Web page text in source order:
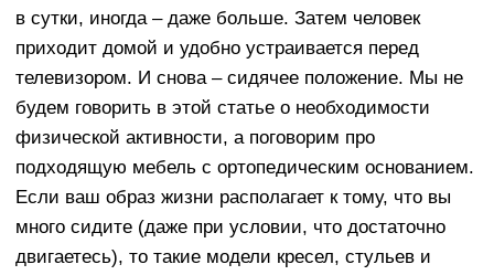
в сутки, иногда – даже больше. Затем человек
приходит домой и удобно устраивается перед
телевизором. И снова – сидячее положение. Мы не
будем говорить в этой статье о необходимости
физической активности, а поговорим про
подходящую мебель с ортопедическим основанием.
Если ваш образ жизни располагает к тому, что вы
много сидите (даже при условии, что достаточно
двигаетесь), то такие модели кресел, стульев и